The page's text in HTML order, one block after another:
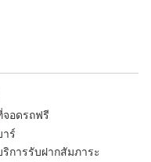
จอดรถฟรี
าร์
ริการรับฝากสัมภาระ